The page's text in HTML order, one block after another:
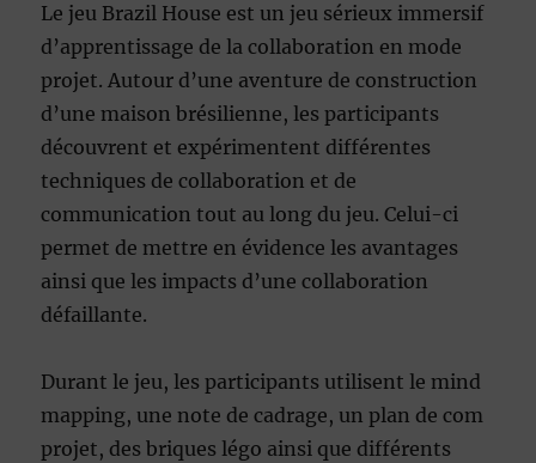
Le jeu Brazil House est un jeu sérieux immersif
d’apprentissage de la collaboration en mode
projet. Autour d’une aventure de construction
d’une maison brésilienne, les participants
découvrent et expérimentent différentes
techniques de collaboration et de
communication tout au long du jeu. Celui-ci
permet de mettre en évidence les avantages
ainsi que les impacts d’une collaboration
défaillante.
Durant le jeu, les participants utilisent le mind
mapping, une note de cadrage, un plan de com
projet, des briques légo ainsi que différents